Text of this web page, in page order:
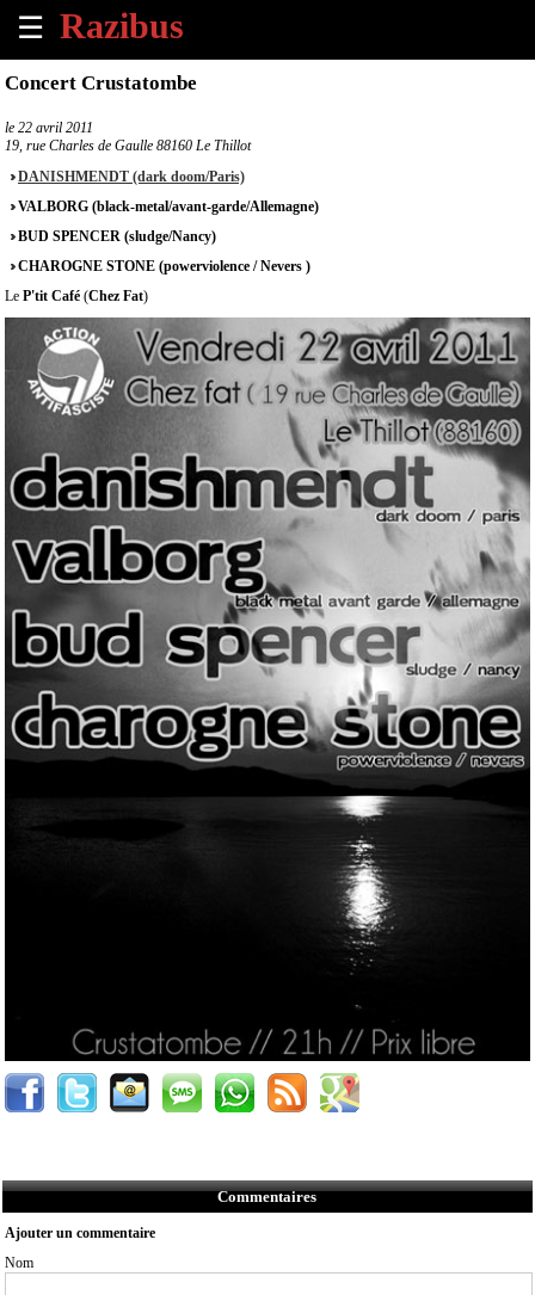
☰
×
Tous
évènements
à
venir
Annoncer
un
évènement
Contact
À
propos
Concert Crustatombe
le 22 avril 2011
19, rue Charles de Gaulle 88160 Le Thillot
DANISHMENDT (dark doom/Paris)
VALBORG (black-metal/avant-garde/Allemagne)
BUD SPENCER (sludge/Nancy)
CHAROGNE STONE (powerviolence / Nevers )
Le P'tit Café (Chez Fat)
Commentaires
Ajouter un commentaire
Nom